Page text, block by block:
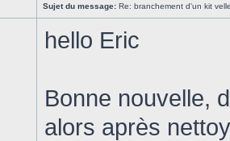
Sujet du message: Re: branchement d'un kit
hello Eric
Bonne nouvelle,
alors après